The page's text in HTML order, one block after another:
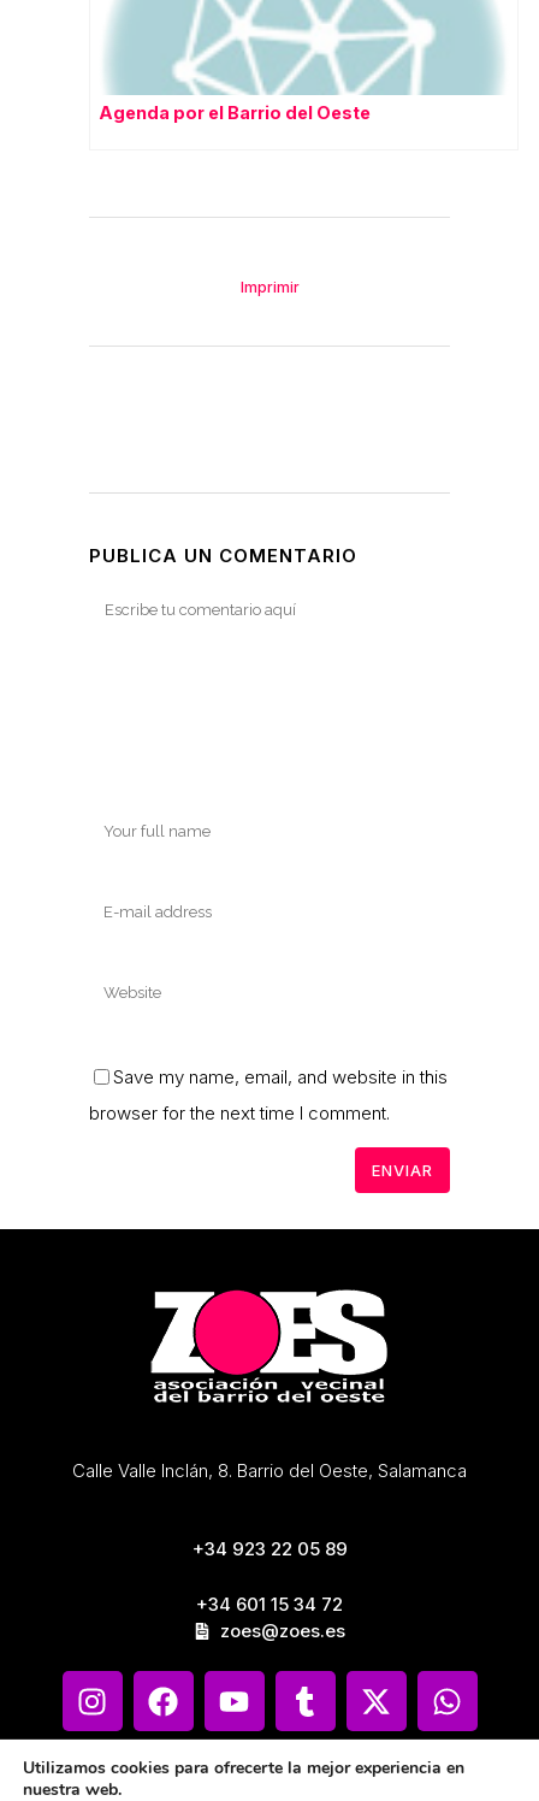
Agenda por el Barrio del Oeste
Imprimir
PUBLICA UN COMENTARIO
Save my name, email, and website in this
browser for the next time I comment.
Calle Valle Inclán, 8. Barrio del Oeste, Salamanca
+34 923 22 05 89
+34 601 15 34 72
zoes@zoes.es
Utilizamos cookies para ofrecerte la mejor experiencia en
nuestra web.